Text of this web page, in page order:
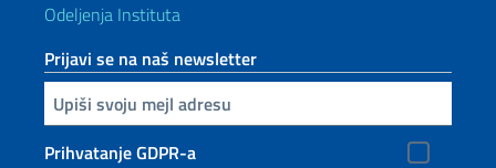
Odeljenja Instituta
Prijavi se na naš newsletter
Upiši vaš imejl
Prihvatanje GDPR-a